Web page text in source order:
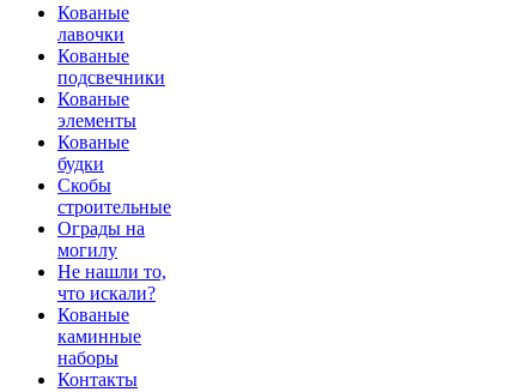
Кованые
лавочки
Кованые
подсвечники
Кованые
элементы
Кованые
будки
Скобы
строительные
Ограды на
могилу
Не нашли то,
что искали?
Кованые
каминные
наборы
Контакты